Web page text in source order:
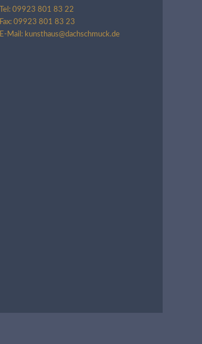
Tel: 09923 801 83 22
Fax: 09923 801 83 23
E-Mail: kunsthaus@dachschmuck.de